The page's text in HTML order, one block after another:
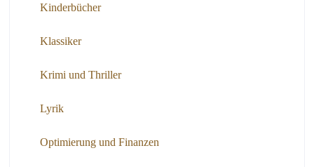
Kinderbücher
Klassiker
Krimi und Thriller
Lyrik
Optimierung und Finanzen